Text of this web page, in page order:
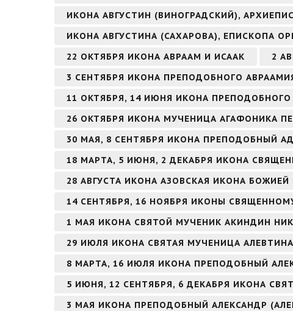
ИКОНА АВГУСТИН (ВИНОГРАДСКИЙ),
ИКОНА АВГУСТИНА (САХАРОВА), ЕПИСКОПА
22 ОКТЯБРЯ ИКОНА АВРААМ И ИСААК
2
3 СЕНТЯБРЯ ИКОНА ПРЕПОДОБНОГО
11 ОКТЯБРЯ, 14 ИЮНЯ ИКОНА
26 ОКТЯБРЯ ИКОНА МУЧЕНИЦА АГАФОНИКА
30 МАЯ, 8 СЕНТЯБРЯ ИКОНА ПРЕПОДОБНЫЙ
18 МАРТА, 5 ИЮНЯ, 2 ДЕКАБРЯ ИКОНА
28 АВГУСТА ИКОНА АЗОВСКАЯ ИКОНА БОЖИЕЙ
14 СЕНТЯБРЯ, 16 НОЯБРЯ ИКОНЫ
1 МАЯ ИКОНА СВЯТОЙ МУЧЕНИК АКИНДИН
29 ИЮЛЯ ИКОНА СВЯТАЯ МУЧЕНИЦА
8 МАРТА, 16 ИЮЛЯ ИКОНА ПРЕПОДОБНЫЙ
5 ИЮНЯ, 12 СЕНТЯБРЯ, 6 ДЕКАБРЯ ИКОНА
3 МАЯ ИКОНА ПРЕПОДОБНЫЙ АЛЕКСАНДР